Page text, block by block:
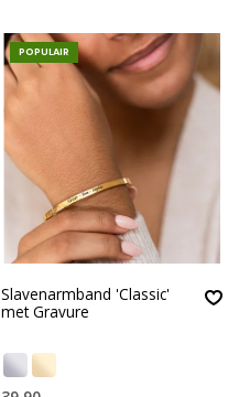
POPULAIR
Slavenarmband 'Classic'
met Gravure